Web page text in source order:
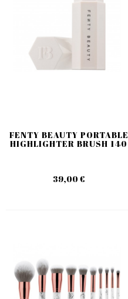
FENTY BEAUTY PORTABLE
HIGHLIGHTER BRUSH 140
39,00 €